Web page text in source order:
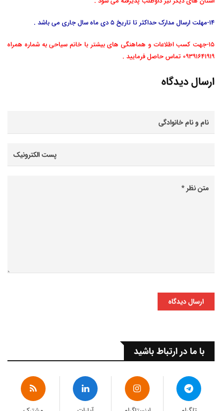
14-مهلت ارسال مدارک حداکثر تا تاریخ 5 دی ماه سال جاری می باشد .
15-جهت کسب اطلاعات و هماهنگی های بیشتر با خانم سیاحی به شماره همراه
09391641919 تماس حاصل فرمایید .
ارسال دیدگاه
ارسال دیدگاه
با ما در ارتباط باشید